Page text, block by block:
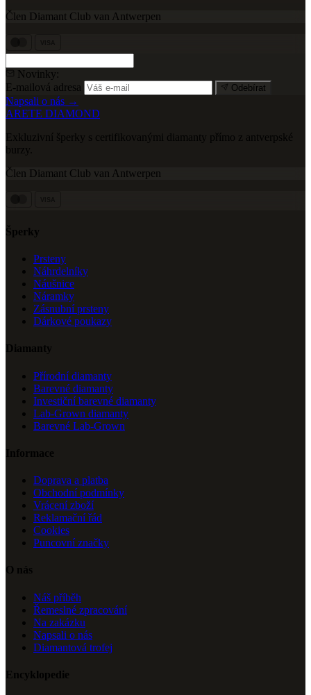
Člen Diamant Club van Antwerpen
Novinky:
E-mailová adresa
Odebírat
Napsali o nás →
ARETE DIAMOND
Exkluzivní šperky s certifikovanými diamanty přímo z antverpské
burzy.
Člen Diamant Club van Antwerpen
Šperky
Prsteny
Náhrdelníky
Náušnice
Náramky
Zásnubní prsteny
Dárkové poukazy
Diamanty
Přírodní diamanty
Barevné diamanty
Investiční barevné diamanty
Lab-Grown diamanty
Barevné Lab-Grown
Informace
Doprava a platba
Obchodní podmínky
Vrácení zboží
Reklamační řád
Cookies
Puncovní značky
O nás
Náš příběh
Řemeslné zpracování
Na zakázku
Napsali o nás
Diamantová trofej
Encyklopedie